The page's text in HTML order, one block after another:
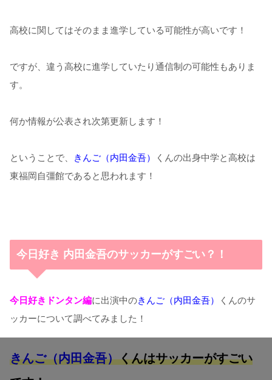
高校に関してはそのまま進学している可能性が高いです！
ですが、違う高校に進学していたり通信制の可能性もありま
す。
何か情報が公表され次第更新します！
ということで、 きんご（内田金吾）
くんの出身中学と高校は
東福岡自彊館であると思われます！
今日好き 内田金吾のサッカーがすごい？！
今日好きドンタン編に出演中のきんご（内田金吾）
くんのサ
ッカーについて調べてみました！
きんご（内田金吾）くんはサッカーがすごい